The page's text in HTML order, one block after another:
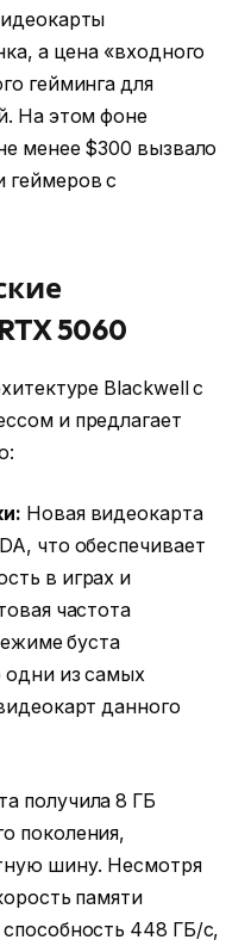
а цена «входного
гейминга для
На этом фоне
менее $300 вызвало
геймеров с
5060
Blackwell с
и предлагает
Новая видеокарта
что обеспечивает
в играх и
частота
буста
одни из самых
данного
получила 8 ГБ
поколения,
шину. Несмотря
памяти
448 ГБ/с,